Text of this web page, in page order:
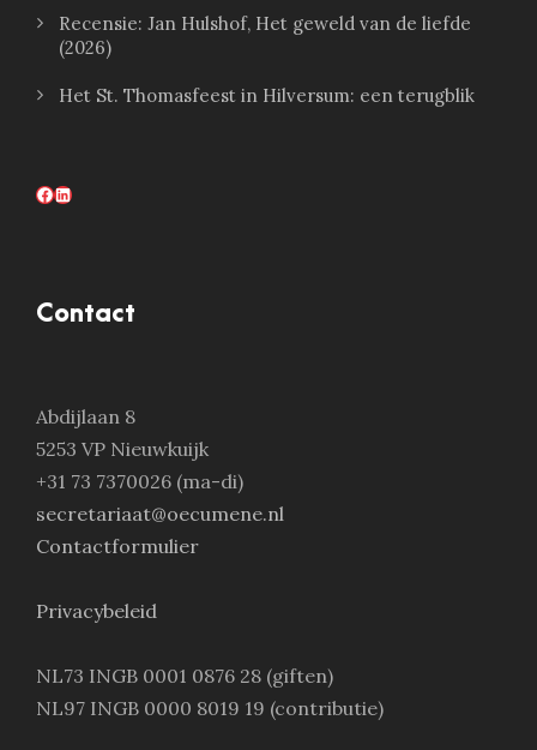
Recensie: Jan Hulshof, Het geweld van de liefde
(2026)
Het St. Thomasfeest in Hilversum: een terugblik
Facebook LinkedIn
Contact
Abdijlaan 8
5253 VP Nieuwkuijk
+31 73 7370026 (ma-di)
secretariaat@oecumene.nl
Contactformulier
Privacybeleid
NL73 INGB 0001 0876 28 (giften)
NL97 INGB 0000 8019 19 (contributie)